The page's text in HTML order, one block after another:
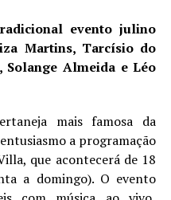
evento julino
Martins, Tarcísio do
Solange Almeida e Léo
mais famosa da
a programação
que acontecerá de 18
a domingo). O evento